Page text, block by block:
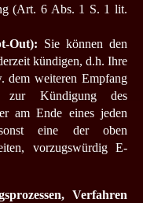
(Art. 6 Abs. 1 S. 1 lit.
Out): Sie können den
kündigen, d.h. Ihre
dem weiteren Empfang
zur Kündigung des
am Ende eines jeden
eine der oben
vorzugswürdig E-
Verfahren